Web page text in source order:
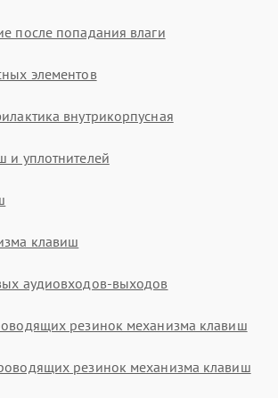
после попадания влаги
элементов
внутрикорпусная
и уплотнителей
клавиш
аудиовходов-выходов
резинок механизма клавиш
резинок механизма клавиш